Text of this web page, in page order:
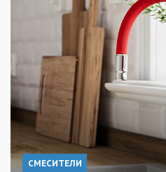
СМЕСИТЕЛИ